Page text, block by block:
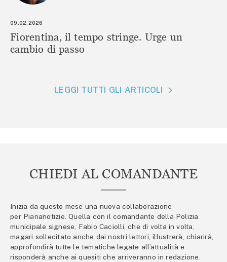
09.02.2026
Fiorentina, il tempo stringe. Urge un
cambio di passo
LEGGI TUTTI GLI ARTICOLI
CHIEDI AL COMANDANTE
Inizia da questo mese una nuova collaborazione
per Piananotizie. Quella con il comandante della Polizia
municipale signese, Fabio Caciolli, che di volta in volta,
magari sollecitato anche dai nostri lettori, illustrerà, chiarirà,
approfondirà tutte le tematiche legate all’attualità e
risponderà anche ai quesiti che arriveranno in redazione.